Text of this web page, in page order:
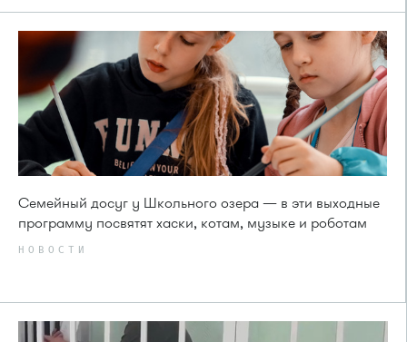
Семейный досуг у Школьного озера — в эти выходные
программу посвятят хаски, котам, музыке и роботам
НОВОСТИ